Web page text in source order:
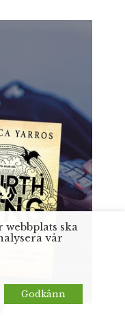
ska
vår
Godkänn